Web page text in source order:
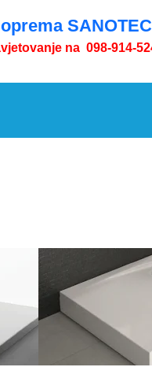
na 098-914-